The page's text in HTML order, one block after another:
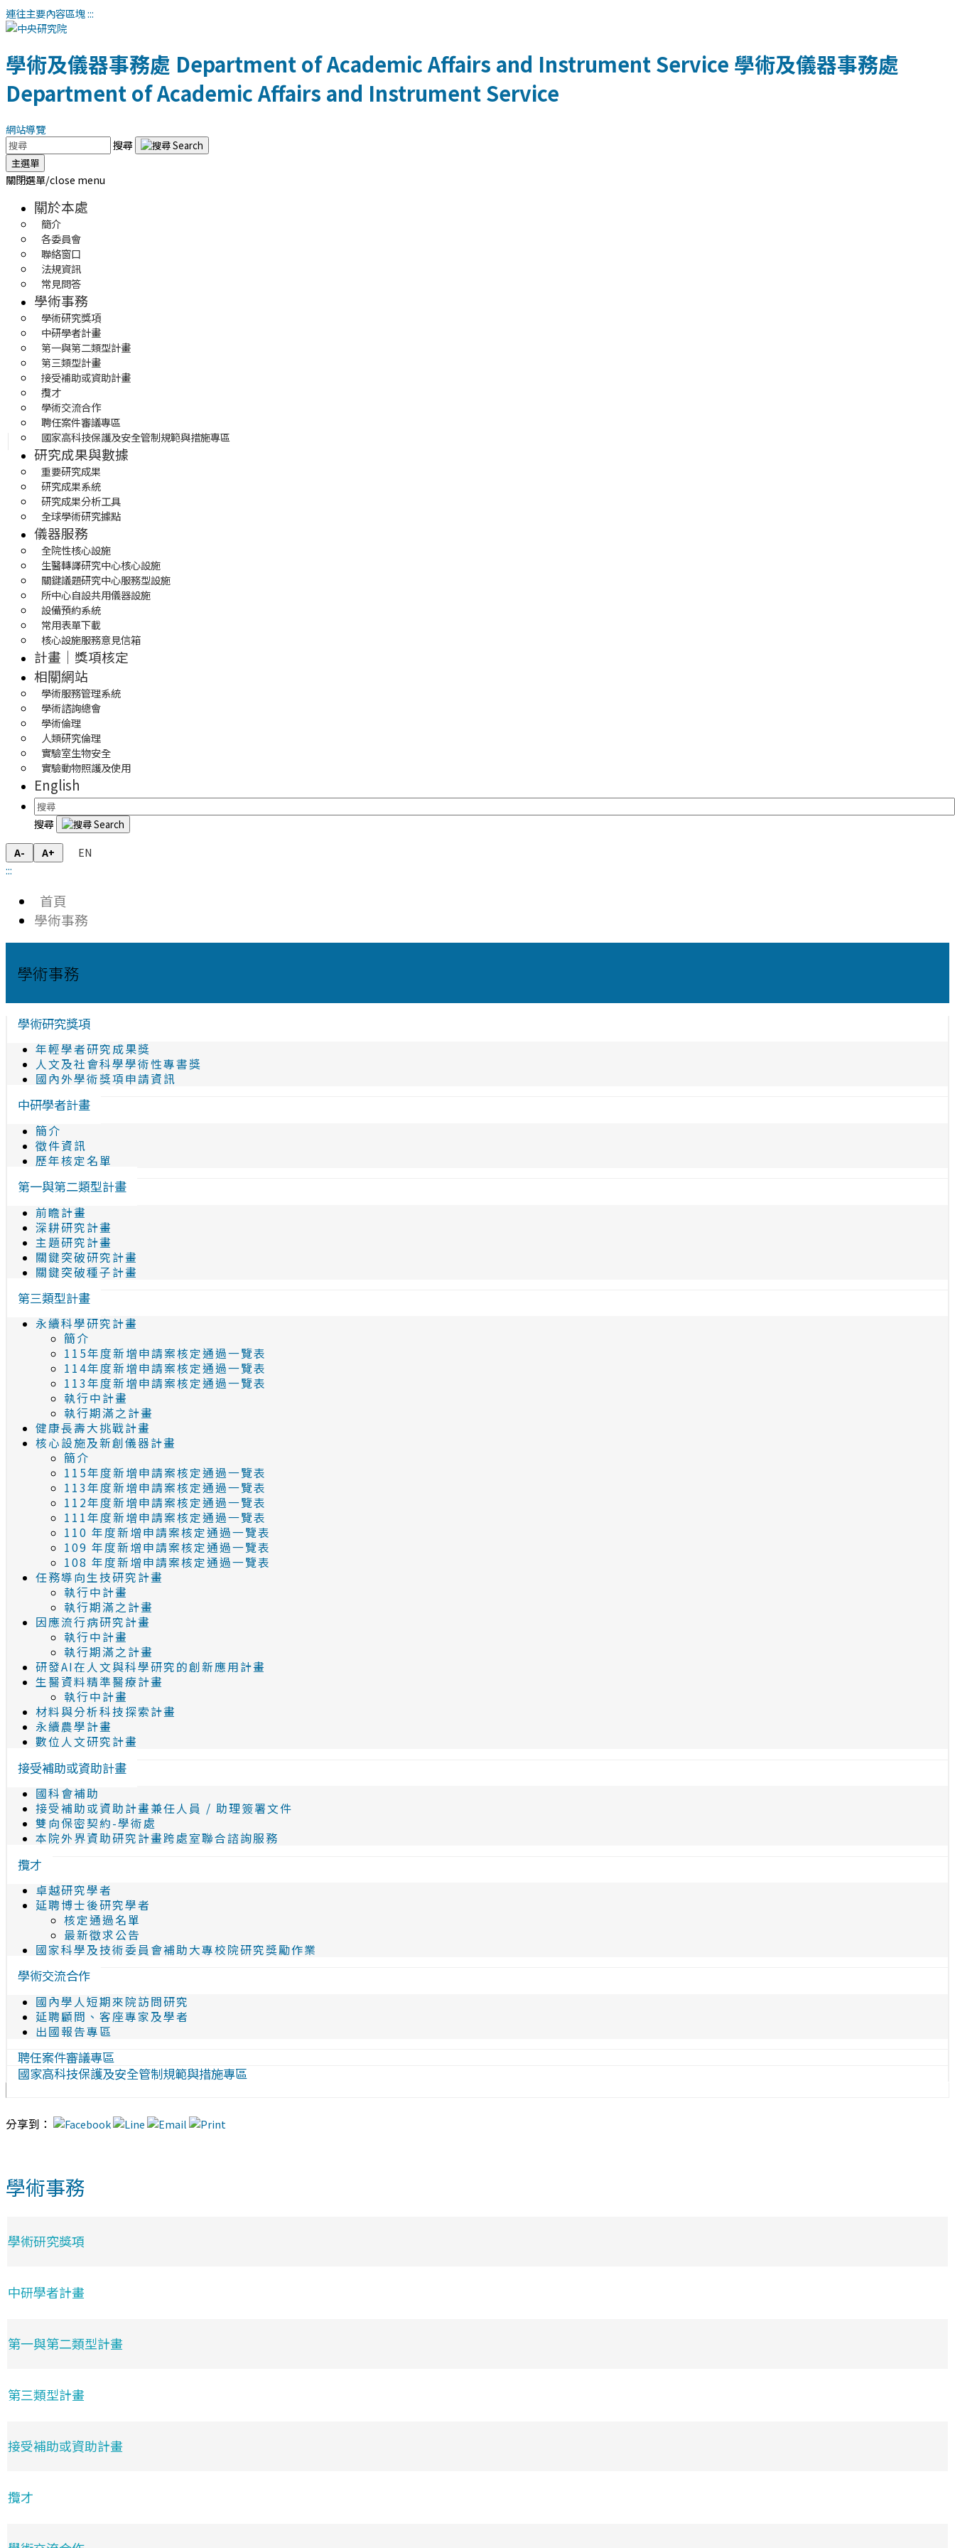
連往主要內容區塊:::
學術及儀器事務處 Department of Academic Affairs and Instrument Service 學術及儀器事務處
Department of Academic Affairs and Instrument Service
網站導覽
搜尋
主選單
關閉選單/close menu
關於本處
簡介
各委員會
聯絡窗口
法規資訊
常見問答
學術事務
學術研究獎項
中研學者計畫
第一與第二類型計畫
第三類型計畫
接受補助或資助計畫
攬才
學術交流合作
聘任案件審議專區
國家高科技保護及安全管制規範與措施專區
研究成果與數據
重要研究成果
研究成果系統
研究成果分析工具
全球學術研究據點
儀器服務
全院性核心設施
生醫轉譯研究中心核心設施
關鍵議題研究中心服務型設施
所中心自設共用儀器設施
設備預約系統
常用表單下載
核心設施服務意見信箱
計畫｜獎項核定
相關網站
學術服務管理系統
學術諮詢總會
學術倫理
人類研究倫理
實驗室生物安全
實驗動物照護及使用
English
搜尋
A- A+
EN
:::
首頁
學術事務
學術事務
學術研究獎項
年輕學者研究成果獎
人文及社會科學學術性專書獎
國內外學術獎項申請資訊
中研學者計畫
簡介
徵件資訊
歷年核定名單
第一與第二類型計畫
前瞻計畫
深耕研究計畫
主題研究計畫
關鍵突破研究計畫
關鍵突破種子計畫
第三類型計畫
永續科學研究計畫
簡介
115年度新增申請案核定通過一覽表
114年度新增申請案核定通過一覽表
113年度新增申請案核定通過一覽表
執行中計畫
執行期滿之計畫
健康長壽大挑戰計畫
核心設施及新創儀器計畫
簡介
115年度新增申請案核定通過一覽表
113年度新增申請案核定通過一覽表
112年度新增申請案核定通過一覽表
111年度新增申請案核定通過一覽表
110 年度新增申請案核定通過一覽表
109 年度新增申請案核定通過一覽表
108 年度新增申請案核定通過一覽表
任務導向生技研究計畫
執行中計畫
執行期滿之計畫
因應流行病研究計畫
執行中計畫
執行期滿之計畫
研發AI在人文與科學研究的創新應用計畫
生醫資料精準醫療計畫
執行中計畫
材料與分析科技探索計畫
永續農學計畫
數位人文研究計畫
接受補助或資助計畫
國科會補助
接受補助或資助計畫兼任人員 / 助理簽署文件
雙向保密契約-學術處
本院外界資助研究計畫跨處室聯合諮詢服務
攬才
卓越研究學者
延聘博士後研究學者
核定通過名單
最新徵求公告
國家科學及技術委員會補助大專校院研究獎勵作業
學術交流合作
國內學人短期來院訪問研究
延聘顧問、客座專家及學者
出國報告專區
聘任案件審議專區
國家高科技保護及安全管制規範與措施專區
分享到：
學術事務
學術研究獎項
中研學者計畫
第一與第二類型計畫
第三類型計畫
接受補助或資助計畫
攬才